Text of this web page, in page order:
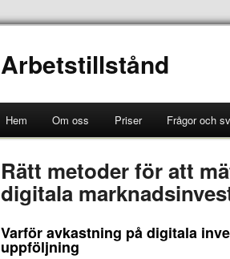
Arbetstillstånd
Hem Om oss Priser Frågor och
Rätt metoder för att
digitala
Varför avkastning på digitala
uppföljning